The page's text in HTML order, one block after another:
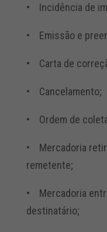
• Incidência de
• Emissão e
• Carta de
• Cancelamento;
• Ordem de
• Mercadoria
remetente;
• Mercadoria
destinatário;